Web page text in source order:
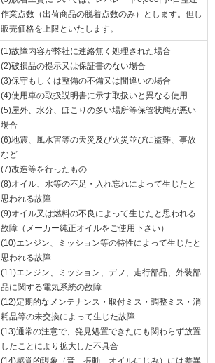
作業点数（出荷商品の脱着点数のみ）とします。但し
販売価格を上限といたします。
(1)故障内容が弊社に連絡無く処理された場合
(2)破損品の提示又は保証書のない場合
(3)保守もしくは整備の不備又は間違いの場合
(4)使用車の取扱説明書に示す取扱いと異なる使用
(5)屋外、水分、ほこりの多い場所等保管状態が悪い
場合
(6)地震、風水害等の天災及び火災並びに盗難、事故
など
(7)改造等を行ったもの
(8)オイル、水等の不足・入れ忘れによって生じたと
思われる故障
(9)オイル又は燃料の不良によって生じたと思われる
故障（メーカー純正オイルをご使用下さい）
(10)エンジン、ミッション等の特性によって生じたと
思われる故障
(11)エンジン、ミッション、デフ、走行部品、外装部
品に関する電気系統の故障
(12)定期的なメンテナンス・取付ミス・調整ミス・消
耗品等の未交換によって生じた故障
(13)通常の注意で、発見処置できたにも関わらず放置
したことにより拡大した不具合
(14)感覚的現象（音、振動、オイルにじみ）には差異